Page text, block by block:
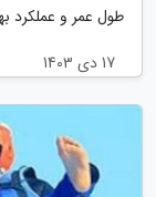
طول عمر و عملکرد
17 دی 1403